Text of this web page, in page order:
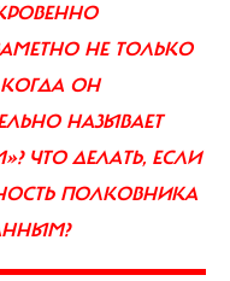
НЕ ТОЛЬКО
ОН
НАЗЫВАЕТ
ЧТО ДЕЛАТЬ, ЕСЛИ
ПОЛКОВНИКА